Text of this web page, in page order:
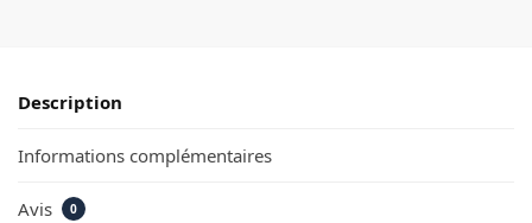
Description
Informations complémentaires
Avis 0